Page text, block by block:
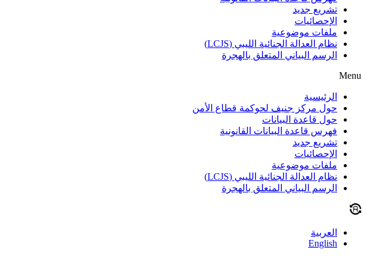
تشريع جديد
الإحصائيات
ملفات موضوعية
نظام العدالة الجنائية الليبي (LCJS)
الرسم البياني المتعلق بالهجرة
Menu
الرئيسية
حول مركز جنيف لحوكمة قطاع الأمن
حول قاعدة البيانات
فهرس قاعدة البيانات القانونية
تشريع جديد
الإحصائيات
ملفات موضوعية
نظام العدالة الجنائية الليبي (LCJS)
الرسم البياني المتعلق بالهجرة
العربية
English